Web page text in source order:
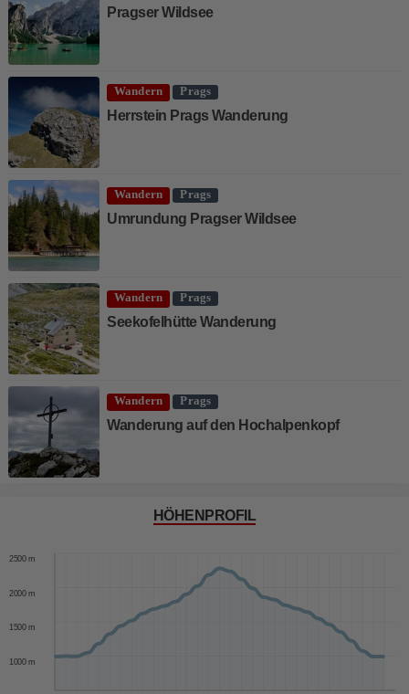
Pragser Wildsee
Wandern Prags
Herrstein Prags Wanderung
Wandern Prags
Umrundung Pragser Wildsee
Wandern Prags
Seekofelhütte Wanderung
Wandern Prags
Wanderung auf den Hochalpenkopf
HÖHENPROFIL
1000 m
1500 m
2000 m
2500 m